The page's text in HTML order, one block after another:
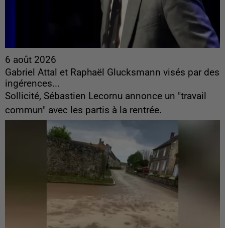
6 août 2026
Gabriel Attal et Raphaël Glucksmann visés par des
ingérences...
Sollicité, Sébastien Lecornu annonce un "travail
commun" avec les partis à la rentrée.